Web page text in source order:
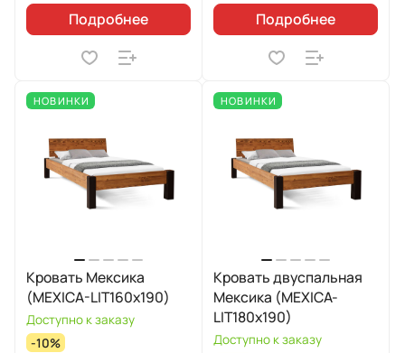
Подробнее Подробнее
НОВИНКИ
Кровать Мексика
(MEXICA-LIT160х190)
Доступно к заказу
-10%
НОВИНКИ
Кровать двуспальная
Мексика (MEXICA-
LIT180х190)
Доступно к заказу